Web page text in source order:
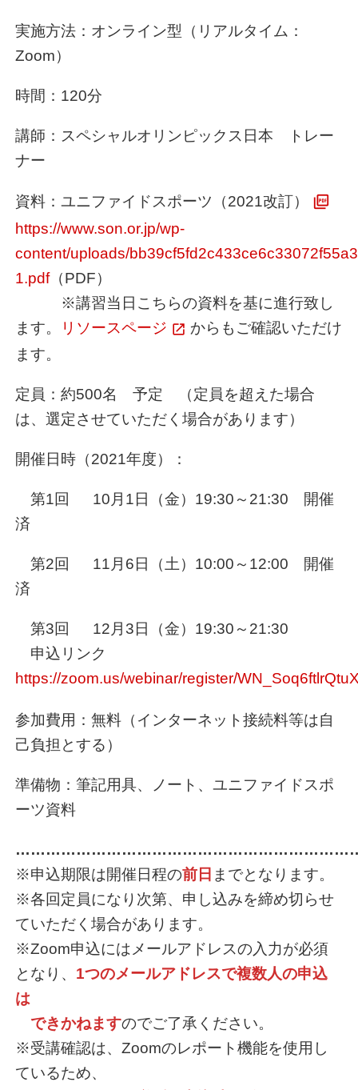
実施方法：オンライン型（リアルタイム：
Zoom）
時間：120分
講師：スペシャルオリンピックス日本 トレー
ナー
資料：ユニファイドスポーツ（2021改訂）
https://www.son.or.jp/wp-
content/uploads/
1.pdf（PDF）
※講習当日こちらの資料を基に進行致し
ます。
リソースページ
からもご確認いただけ
ます。
定員：約500名 予定 （定員を超えた場合
は、選定させていただく場合があります）
開催日時（2021年度）：
第1回 10月1日（金）19:30～21:30 開催
済
第2回 11月6日（土）10:00～12:00 開催
済
第3回 12月3日（金）19:30～21:30
申込リンク
https://zoom.us/webinar/register/
参加費用：無料（インターネット接続料等は自
己負担とする）
準備物：筆記用具、ノート、ユニファイドスポ
ーツ資料
※申込期限は開催日程の前日 までとなります。
※各回定員になり次第、申し込みを締め切らせ
ていただく場合があります。
※Zoom申込にはメールアドレスの入力が必須
となり、 1つのメールアドレスで複数人の申込
は
できかねますのでご了承ください。
※受講確認は、Zoomのレポート機能を使用し
ているため、